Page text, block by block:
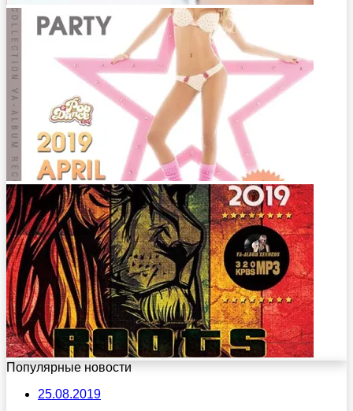
Популярные новости
25.08.2019